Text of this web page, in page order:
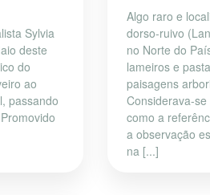
Sylvia
deste
do
ao
passando
Algo raro e
dorso-ruivo
no Norte do
lameiros e
paisagens
Considerava-
como a
a observação
na [...]